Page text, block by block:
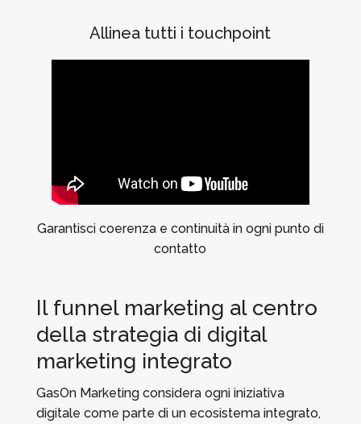
Allinea tutti i touchpoint
Garantisci coerenza e continuità in ogni punto di
contatto
Il funnel marketing al centro
della strategia di digital
marketing integrato
GasOn Marketing considera ogni iniziativa
digitale come parte di un ecosistema integrato,